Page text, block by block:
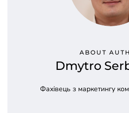
ABOUT
Dmytro
Фахівець з маркетингу